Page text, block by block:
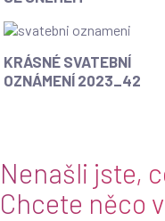
KRÁSNÉ SVATEBNÍ
OZNÁMENÍ 2023_42
Nenašli jste,
Chcete něco